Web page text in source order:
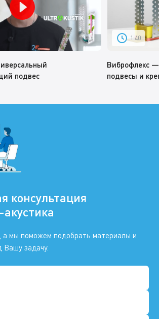
подвес
1:40
Виброфлекс
подвесы и
консультация
а мы поможем подобрать материалы и
Вашу задачу.